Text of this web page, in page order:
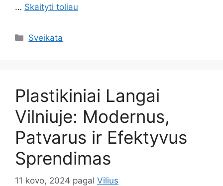
… Skaityti toliau
Kategorijos
Sveikata
Plastikiniai Langai
Vilniuje: Modernus,
Patvarus ir Efektyvus
Sprendimas
11 kovo, 2024 pagal Vilius